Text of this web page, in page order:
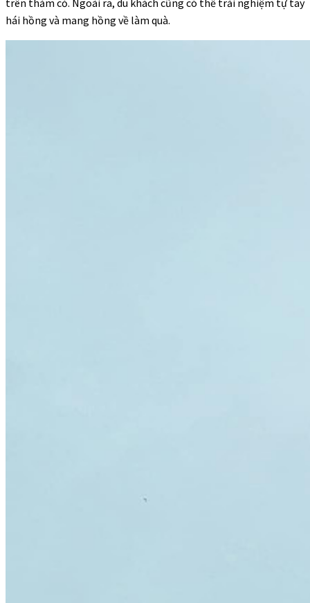
hái hồng và mang hồng về làm quà.